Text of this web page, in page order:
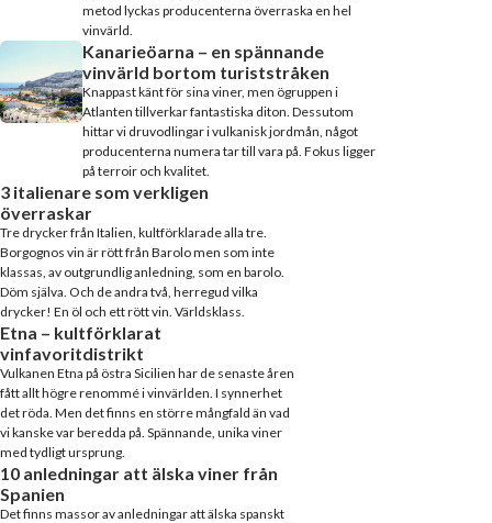
metod lyckas producenterna överraska en hel
vinvärld.
Kanarieöarna – en spännande
vinvärld bortom turiststråken
Knappast känt för sina viner, men ögruppen i
Atlanten tillverkar fantastiska diton. Dessutom
hittar vi druvodlingar i vulkanisk jordmån, något
producenterna numera tar till vara på. Fokus ligger
på terroir och kvalitet.
3 italienare som verkligen
överraskar
Tre drycker från Italien, kultförklarade alla tre.
Borgognos vin är rött från Barolo men som inte
klassas, av outgrundlig anledning, som en barolo.
Döm själva. Och de andra två, herregud vilka
drycker! En öl och ett rött vin. Världsklass.
Etna – kultförklarat
vinfavoritdistrikt
Vulkanen Etna på östra Sicilien har de senaste åren
fått allt högre renommé i vinvärlden. I synnerhet
det röda. Men det finns en större mångfald än vad
vi kanske var beredda på. Spännande, unika viner
med tydligt ursprung.
10 anledningar att älska viner från
Spanien
Det finns massor av anledningar att älska spanskt